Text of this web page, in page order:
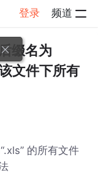
登录 频道
缀名为
文件下所有
的所有文件